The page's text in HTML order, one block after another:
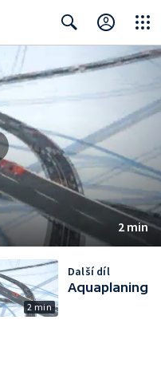
Close
2 min
2 min
Další díl
Aquaplaning